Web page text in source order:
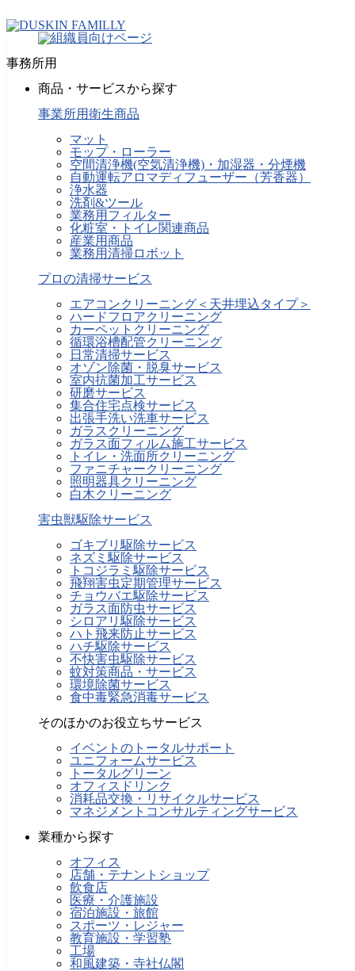
事務所用
商品・サービスから探す
事業所用衛生商品
マット
モップ・ローラー
空間清浄機(空気清浄機)・加湿器・分煙機
自動運転アロマディフューザー（芳香器）
浄水器
洗剤&ツール
業務用フィルター
化粧室・トイレ関連商品
産業用商品
業務用清掃ロボット
プロの清掃サービス
エアコンクリーニング＜天井埋込タイプ＞
ハードフロアクリーニング
カーペットクリーニング
循環浴槽配管クリーニング
日常清掃サービス
オゾン除菌・脱臭サービス
室内抗菌加工サービス
研磨サービス
集合住宅点検サービス
出張手洗い洗車サービス
ガラスクリーニング
ガラス面フィルム施工サービス
トイレ・洗面所クリーニング
ファニチャークリーニング
照明器具クリーニング
白木クリーニング
害虫獣駆除サービス
ゴキブリ駆除サービス
ネズミ駆除サービス
トコジラミ駆除サービス
飛翔害虫定期管理サービス
チョウバエ駆除サービス
ガラス面防虫サービス
シロアリ駆除サービス
ハト飛来防止サービス
ハチ駆除サービス
不快害虫駆除サービス
蚊対策商品・サービス
環境除菌サービス
食中毒緊急消毒サービス
そのほかのお役立ちサービス
イベントのトータルサポート
ユニフォームサービス
トータルグリーン
オフィスドリンク
消耗品交換・リサイクルサービス
マネジメントコンサルティングサービス
業種から探す
オフィス
店舗・テナントショップ
飲食店
医療・介護施設
宿泊施設・旅館
スポーツ・レジャー
教育施設・学習塾
工場
和風建築・寺社仏閣